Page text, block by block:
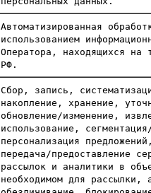
Автоматизированная
использованием
Оператора, находящихся на
РФ.
Сбор, запись,
накопление, хранение,
обновление/изменение,
использование,
персонализация предложений,
передача/предоставление
рассылок и аналитики в
необходимом для рассылки,